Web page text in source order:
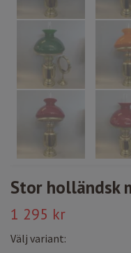
Stor holländsk
1 295 kr
Välj variant: